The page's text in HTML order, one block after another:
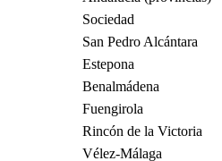
Sociedad
San Pedro Alcántara
Estepona
Benalmádena
Fuengirola
Rincón de la Victoria
Vélez-Málaga